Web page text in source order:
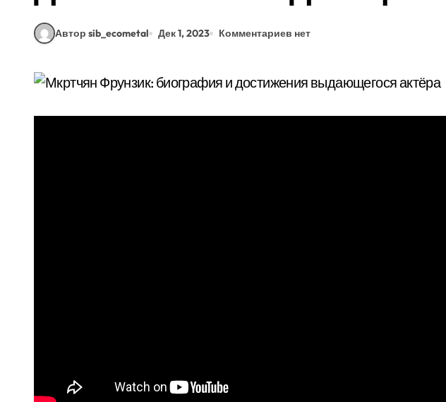
Автор sib_ecometal Дек 1, 2023 Комментариев нет